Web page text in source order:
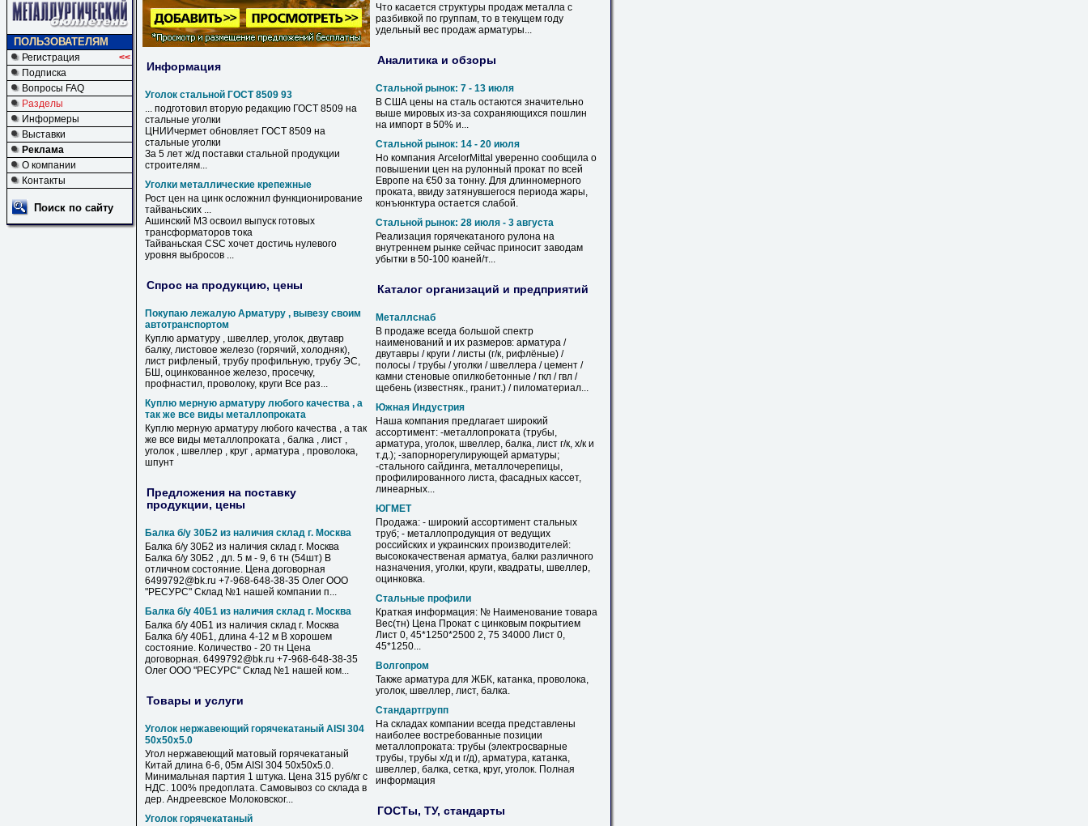
ПОЛЬЗОВАТЕЛЯМ
Регистрация
<<
Подписка
Вопросы FAQ
Разделы
Информеры
Выставки
Реклама
О компании
Контакты
Поиск по сайту
Информация
Уголок стальной ГОСТ 8509 93
... подготовил вторую редакцию ГОСТ 8509 на
стальные уголки
ЦНИИчермет обновляет ГОСТ 8509 на
стальные уголки
За 5 лет ж/д поставки стальной продукции
строителям...
Уголки металлические крепежные
Рост цен на цинк осложнил функционирование
тайваньских ...
Ашинский МЗ освоил выпуск готовых
трансформаторов тока
Тайваньская CSC хочет достичь нулевого
уровня выбросов ...
Спрос на продукцию, цены
Покупаю лежалую Арматуру , вывезу своим
автотранспортом
Куплю арматуру , швеллер, уголок, двутавр
балку, листовое железо (горячий, холодняк),
лист рифленый, трубу профильную, трубу ЭС,
БШ, оцинкованное железо, просечку,
профнастил, проволоку, круги Все раз...
Куплю мерную арматуру любого качества , а
так же все виды металлопроката
Куплю мерную арматуру любого качества , а так
же все виды металлопроката , балка , лист ,
уголок , швеллер , круг , арматура , проволока,
шпунт
Предложения на поставку
продукции, цены
Балка б/у 30Б2 из наличия склад г. Москва
Балка б/у 30Б2 из наличия склад г. Москва
Балка б/у 30Б2 , дл. 5 м - 9, 6 тн (54шт) В
отличном состояние. Цена договорная
6499792@bk.ru +7-968-648-38-35 Олег ООО
"РЕСУРС" Склад №1 нашей компании п...
Балка б/у 40Б1 из наличия склад г. Москва
Балка б/у 40Б1 из наличия склад г. Москва
Балка б/у 40Б1, длина 4-12 м В хорошем
состояние. Количество - 20 тн Цена
договорная. 6499792@bk.ru +7-968-648-38-35
Олег ООО "РЕСУРС" Склад №1 нашей ком...
Товары и услуги
Уголок нержавеющий горячекатаный AISI 304
50х50х5.0
Угол нержавеющий матовый горячекатаный
Китай длина 6-6, 05м AISI 304 50х50х5.0.
Минимальная партия 1 штука. Цена 315 руб/кг с
НДС. 100% предоплата. Самовывоз со склада в
дер. Андреевское Молоковског...
Уголок горячекатаный
Что касается структуры продаж металла с
разбивкой по группам, то в текущем году
удельный вес продаж арматуры...
Аналитика и обзоры
Стальной рынок: 7 - 13 июля
В США цены на сталь остаются значительно
выше мировых из-за сохраняющихся пошлин
на импорт в 50% и...
Стальной рынок: 14 - 20 июля
Но компания ArcelorMittal уверенно сообщила о
повышении цен на рулонный прокат по всей
Европе на €50 за тонну. Для длинномерного
проката, ввиду затянувшегося периода жары,
конъюнктура остается слабой.
Стальной рынок: 28 июля - 3 августа
Реализация горячекатаного рулона на
внутреннем рынке сейчас приносит заводам
убытки в 50-100 юаней/т...
Каталог организаций и предприятий
Металлснаб
В продаже всегда большой спектр
наименований и их размеров: арматура /
двутавры / круги / листы (г/к, рифлёные) /
полосы / трубы /уголки / швеллера / цемент /
камни стеновые опилкобетонные / гкл / гвл /
щебень (известняк., гранит.) / пиломатериал...
Южная Индустрия
Наша компания предлагает широкий
ассортимент: -металлопроката (трубы,
арматура, уголок, швеллер, балка, лист г/к, х/к и
т.д.); -запорнорегулирующей арматуры;
-стального сайдинга, металлочерепицы,
профилированного листа, фасадных кассет,
линеарных...
ЮГМЕТ
Продажа: - широкий ассортимент стальных
труб; - металлопродукция от ведущих
российских и украинских производителей:
высококачественая арматуа, балки различного
назначения, уголки, круги, квадраты, швеллер,
оцинковка.
Стальные профили
Краткая информация: № Наименование товара
Вес(тн) Цена Прокат с цинковым покрытием
Лист 0, 45*1250*2500 2, 75 34000 Лист 0,
45*1250...
Волгопром
Также арматура для ЖБК, катанка, проволока,
уголок, швеллер, лист, балка.
Стандартгрупп
На складах компании всегда представлены
наиболее востребованные позиции
металлопроката: трубы (электросварные
трубы, трубы х/д и г/д), арматура, катанка,
швеллер, балка, сетка, круг, уголок. Полная
информация
ГОСТы, ТУ, стандарты